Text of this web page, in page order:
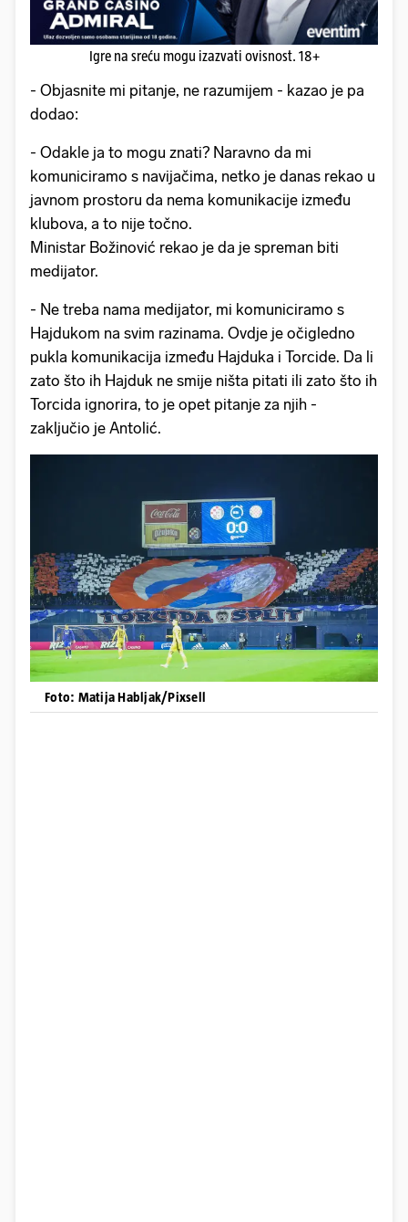
Igre na sreću mogu izazvati ovisnost. 18+
- Objasnite mi pitanje, ne razumijem - kazao je pa
dodao:
- Odakle ja to mogu znati? Naravno da mi
komuniciramo s navijačima, netko je danas rekao u
javnom prostoru da nema komunikacije između
klubova, a to nije točno.
Ministar Božinović rekao je da je spreman biti
medijator.
- Ne treba nama medijator, mi komuniciramo s
Hajdukom na svim razinama. Ovdje je očigledno
pukla komunikacija između Hajduka i Torcide. Da li
zato što ih Hajduk ne smije ništa pitati ili zato što ih
Torcida ignorira, to je opet pitanje za njih -
zaključio je Antolić.
Foto: Matija Habljak/Pixsell